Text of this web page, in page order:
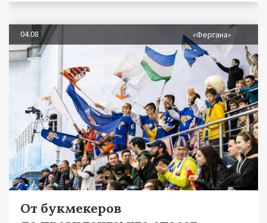
04.08 «Фергана»
От букмекеров